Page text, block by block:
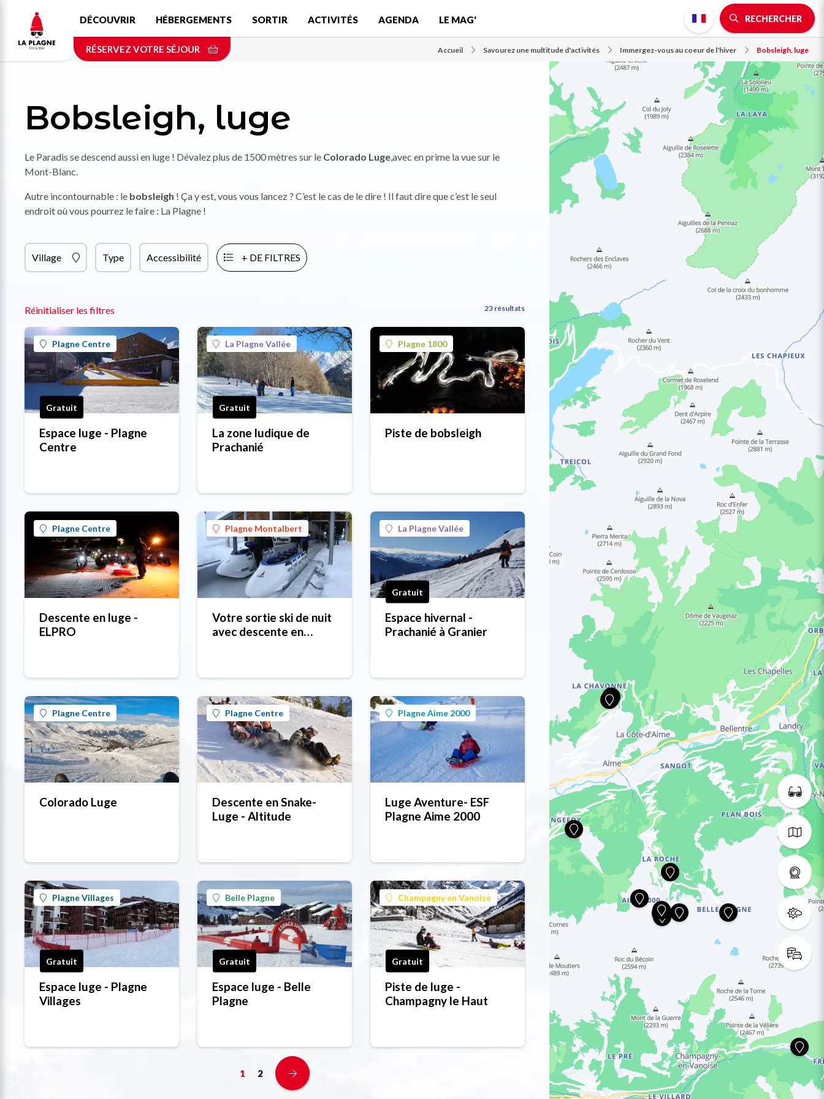
contenu
principal
DÉCOUVRIR HÉBERGEMENTS SORTIR ACTIVITÉS AGENDA LE MAG' RECHERCHER
RÉSERVEZ VOTRE SÉJOUR Accueil Savourez une multitude d'activités Immergez-vous au coeur de l'hiver Bobsleigh, luge
Bobsleigh, luge
Le Paradis se descend aussi en luge ! Dévalez plus de 1500 mètres sur le Colorado Luge,avec en prime la vue sur le
Mont-Blanc.
Autre incontournable : le bobsleigh ! Ça y est, vous vous lancez ? C’est le cas de le dire ! Il faut dire que c’est le seul
endroit où vous pourrez le faire : La Plagne !
Village Type Accessibilité + DE FILTRES
Réinitialiser les filtres 23 résultats
Plagne Centre
Gratuit
Espace luge - Plagne
Centre
La Plagne Vallée
Gratuit
La zone ludique de
Prachanié
Plagne 1800
Piste de bobsleigh
Plagne Centre
Descente en luge -
ELPRO
Plagne Montalbert
Votre sortie ski de nuit
avec descente en
La Plagne Vallée
Gratuit
Espace hivernal -
Prachanié à Granier
Plagne Centre
Colorado Luge
Plagne Centre
Descente en Snake-
Luge - Altitude
Plagne Aime 2000
Luge Aventure- ESF
Plagne Aime 2000
Plagne Villages
Gratuit
Espace luge - Plagne
Villages
Belle Plagne
Gratuit
Espace luge - Belle
Plagne
Champagny en Vanoise
Gratuit
Piste de luge -
Champagny le Haut
1 2